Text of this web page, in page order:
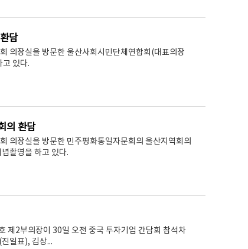
담
의장실을 방문한 울산사회시민단체연합회(대표의장
고 있다.
의 환담
의장실을 방문한 민주평화통일자문회의 울산지역회의
촬영을 하고 있다.
제2부의장이 30일 오전 중국 투자기업 간담회 참석차
일표), 김상...